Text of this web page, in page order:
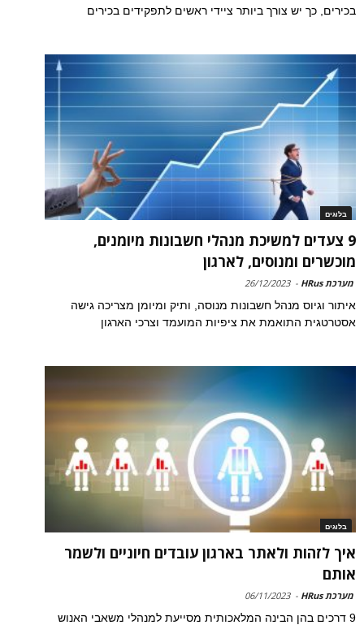
בכירים, כך יש צורך ביותר ציידי ראשים לתפקידים בכירים
בלוגים
9 צעדים למשיכת מנהלי חשבונות מיומנים,
מוכשרים ומנוסים, לארגון
מערכת HRus -
26/12/2023
איתור וגיוס מנהל חשבונות מנוסה, ותיק ומיומן מצריכה גישה
אסטרטגית התואמת את ציפיות המועמד וצרכי הארגון
בלוגים
איך לזהות ולאתר בארגון עובדים חיוניים ולשמר
אותם
מערכת HRus -
06/11/2023
9 דרכים בהן הבינה המלאכותית מסייעת למנהלי משאבי האנוש